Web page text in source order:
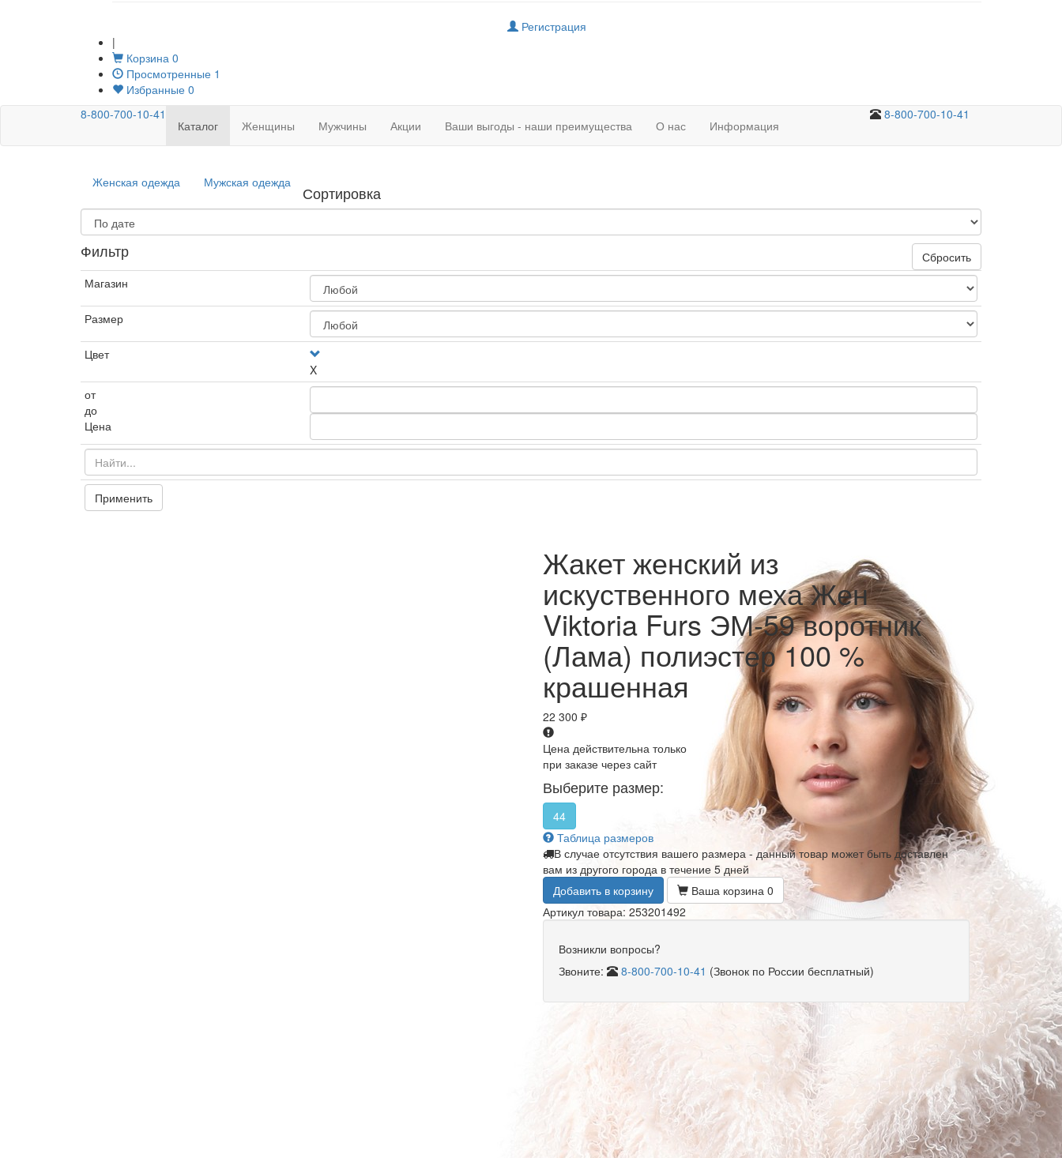
Регистрация
|
Корзина 0
Просмотренные 1
Избранные 0
8-800-700-10-41
Каталог Женщины Мужчины Акции Ваши выгоды - наши преимущества О нас Информация
8-800-700-10-41
Женская одежда Мужская одежда
Сортировка
Фильтр
Сбросить
Магазин
Размер
Цвет
X
от
до
Цена
Применить
Жакет женский из
искуственного меха Жен
Viktoria Furs ЭМ-59 воротник
(Лама) полиэстер 100 %
крашенная
22 300 ₽
Цена действительна только
при заказе через сайт
Выберите размер:
44
Таблица размеров
В случае отсутствия вашего размера - данный товар может быть доставлен
вам из другого города в течение 5 дней
Добавить в корзину
Ваша корзина 0
Артикул товара: 253201492
Возникли вопросы?
Звоните:
8-800-700-10-41 (Звонок по России бесплатный)